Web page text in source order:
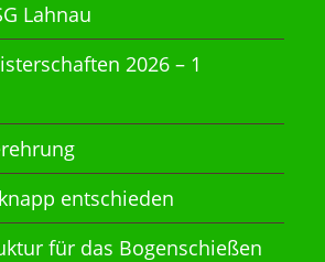
Lahnau
2026 – 1
entschieden
für das Bogenschießen